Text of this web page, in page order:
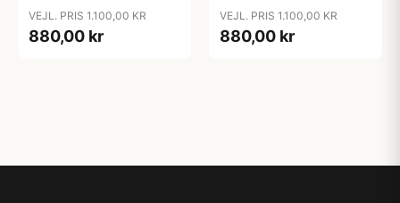
VEJL. PRIS 1.100,00 KR
880,00 kr
VEJL. PRIS 1.100,00 KR
880,00 kr